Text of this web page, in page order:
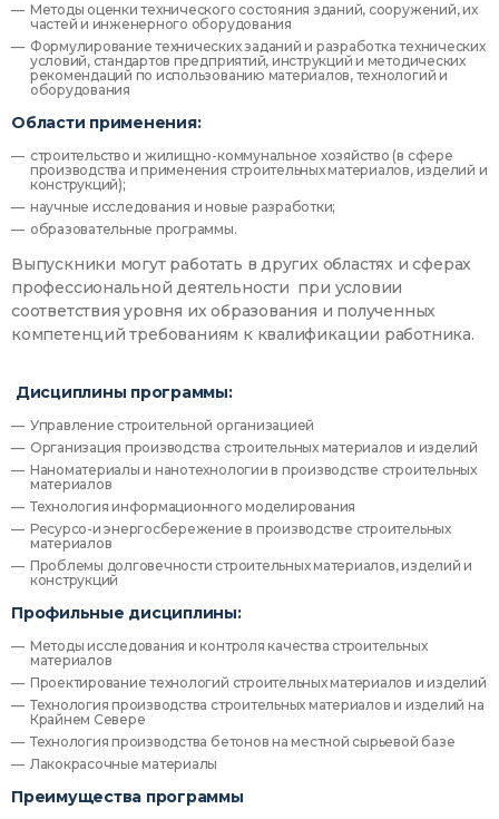
Методы оценки технического состояния зданий, сооружений, их
частей и инженерного оборудования
Формулирование технических заданий и разработка технических
условий, стандартов предприятий, инструкций и методических
рекомендаций по использованию материалов, технологий и
оборудования
Области применения:
строительство и жилищно-коммунальное хозяйство (в сфере
производства и применения строительных материалов, изделий и
конструкций);
научные исследования и новые разработки;
образовательные программы.
Выпускники могут работать в других областях и сферах
профессиональной деятельности при условии
соответствия уровня их образования и полученных
компетенций требованиям к квалификации работника.
Дисциплины программы:
Управление строительной организацией
Организация производства строительных материалов и изделий
Наноматериалы и нанотехнологии в производстве строительных
материалов
Технология информационного моделирования
Ресурсо-и энергосбережение в производстве строительных
материалов
Проблемы долговечности строительных материалов, изделий и
конструкций
Профильные дисциплины:
Методы исследования и контроля качества строительных
материалов
Проектирование технологий строительных материалов и изделий
Технология производства строительных материалов и изделий на
Крайнем Севере
Технология производства бетонов на местной сырьевой базе
Лакокрасочные материалы
Преимущества программы